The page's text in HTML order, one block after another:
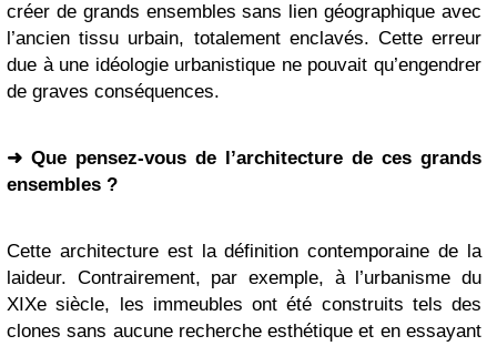
créer de grands ensembles sans lien géographique avec
l’ancien tissu urbain, totalement enclavés. Cette erreur
due à une idéologie urbanistique ne pouvait qu’engendrer
de graves conséquences.
➜ Que pensez-vous de l’architecture de ces grands
ensembles ?
Cette architecture est la définition contemporaine de la
laideur. Contrairement, par exemple, à l’urbanisme du
XIXe siècle, les immeubles ont été construits tels des
clones sans aucune recherche esthétique et en essayant